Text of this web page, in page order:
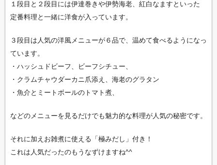
１段目と２段目には伊達巻きや伊勢海老、紅白なますといった
定番料理と一緒に洋食が入っています。
３段目は人気の洋風メニューが６品で、温めて食べるようになっ
ています。
・ハッシュドビーフ、ビーフシチュー、
・クラムチャウダーカニ爪添え、海老のグラタン
・魚介とミートボールのトマト煮、
などのメニューを見るだけでも魅力的な料理が人気の秘密です。
それに加えお雑煮に使える「極みだし」付き！
これは人気だったのもうなずけますね^^